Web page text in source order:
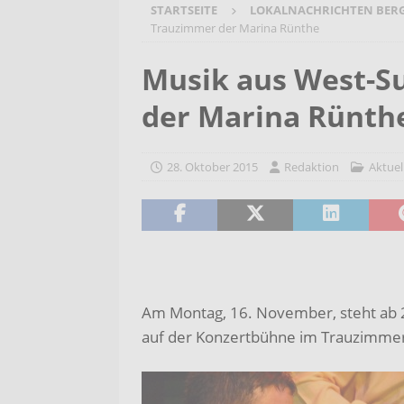
[ 7. August 2026 ]
Bergehalde „Großes Holz“
[ 6. August 2026 ] Pflege- und
[ 7. August 2026 ]
Holzbildhauerei sichern!
STARTSEITE LOKALNACHRICHTEN
Trauzimmer der Marina Rünthe
Musik aus West-
der Marina
28. Oktober 2015 Redaktion
Am Montag, 16. November, steht ab
auf der Konzertbühne im